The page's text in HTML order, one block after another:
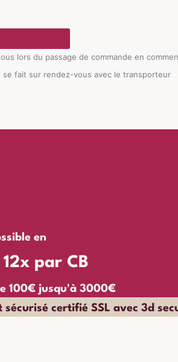
lors du passage de commande en
se fait sur rendez-vous avec le transporteur
en
par CB
100€ jusqu'à 3000€
sécurisé certifié SSL avec 3d